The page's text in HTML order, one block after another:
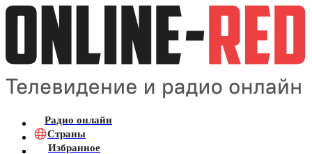
Радио онлайн
Страны
Избранное